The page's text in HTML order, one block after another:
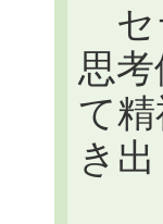
セ
思
て
き出